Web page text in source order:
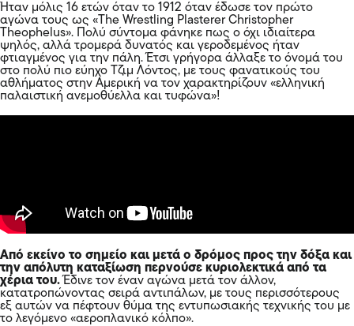
Ήταν μόλις 16 ετών όταν το 1912 όταν έδωσε τον πρώτο
αγώνα τους ως «The Wrestling Plasterer Christopher
Theophelus». Πολύ σύντομα φάνηκε πως ο όχι ιδιαίτερα
ψηλός, αλλά τρομερά δυνατός και γεροδεμένος ήταν
φτιαγμένος για την πάλη. Έτσι γρήγορα άλλαξε το όνομά του
στο πολύ πιο εύηχο Τζιμ Λόντος, με τους φανατικούς του
αθλήματος στην Αμερική να τον χαρακτηρίζουν «ελληνική
παλαιστική ανεμοθύελλα και τυφώνα»!
Από εκείνο το σημείο και μετά ο δρόμος προς την δόξα και
την απόλυτη καταξίωση περνούσε κυριολεκτικά από τα
χέρια του.Έδινε τον έναν αγώνα μετά τον άλλον,
κατατροπώνοντας σειρά αντιπάλων, με τους περισσότερους
εξ αυτών να πέφτουν θύμα της εντυπωσιακής τεχνικής του με
το λεγόμενο «αεροπλανικό κόλπο».